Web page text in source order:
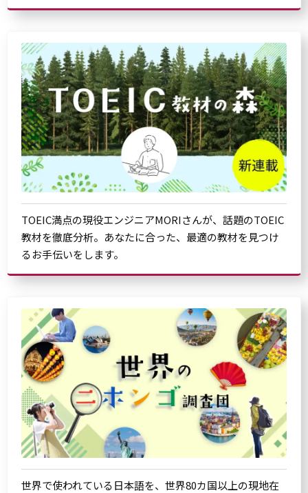
TOEIC満点の現役エンジニアMORIさんが、話題のTOEIC
教材を徹底分析。あなたに合った、最適の教材を見つけ
るお手伝いをします。
世界で使われている日本語を、世界80カ国以上の現地在